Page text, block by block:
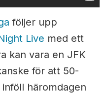
följer upp
Live med ett
kan vara en JFK
för att 50-
häromdagen